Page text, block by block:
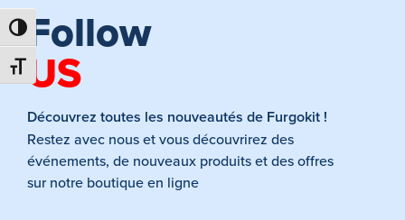
PASSER EN CONTRASTE ÉLEVÉ
CHANGER LA TAILLE DE LA POLICE
Follow
US
Découvrez toutes les nouveautés de Furgokit !
Restez avec nous et vous découvrirez des
événements, de nouveaux produits et des offres
sur notre boutique en ligne